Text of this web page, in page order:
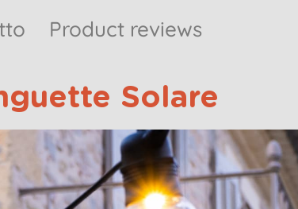
Product reviews
Solare